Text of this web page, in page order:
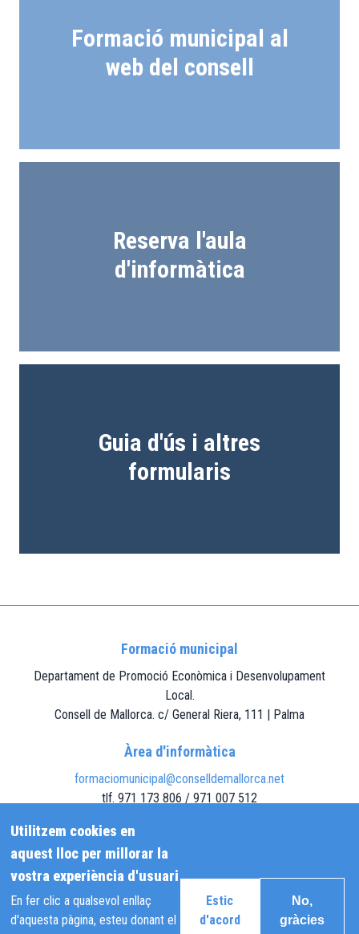
Formació municipal al
web del consell
Reserva l'aula
d'informàtica
Guia d'ús i altres
formularis
Formació municipal
Departament de Promoció Econòmica i Desenvolupament
Local.
Consell de Mallorca. c/ General Riera, 111 | Palma
Àrea d'informàtica
formaciomunicipal@conselldemallorca.net
tlf. 971 173 806 / 971 007 512
formacioaj@conselldemallorca.net
tlf. 971 173 873
Utilitzem cookies en
aquest lloc per millorar la
vostra experiència d'usuari
En fer clic a qualsevol enllaç
d'aquesta pàgina, esteu donant el
Estic
d'acord
No,
gràcies